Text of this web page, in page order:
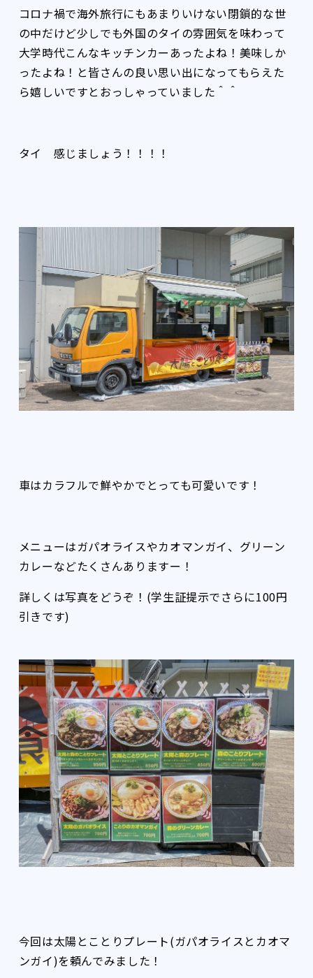
コロナ禍で海外旅行にもあまりいけない閉鎖的な世
の中だけど少しでも外国のタイの雰囲気を味わって
大学時代こんなキッチンカーあったよね！美味しか
ったよね！と皆さんの良い思い出になってもらえた
ら嬉しいですとおっしゃっていました＾＾
タイ 感じましょう！！！！
車はカラフルで鮮やかでとっても可愛いです！
メニューはガパオライスやカオマンガイ、グリーン
カレーなどたくさんありますー！
詳しくは写真をどうぞ！(学生証提示でさらに100円
引きです)
今回は太陽とことりプレート(ガパオライスとカオマ
ンガイ)を頼んでみました！